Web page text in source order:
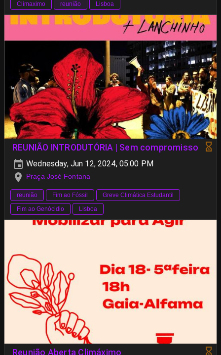
Climaximo reunião Lisboa
REUNIÃO INTRODUTÓRIA | Sem compromisso
Wednesday, Jun 12, 2024, 05:00 PM
Praça José Fontana
reunião Fim ao Fóssil
Greve Climática Estudantil
Fim ao Genócidio
Lisboa
Reunião Aberta Climáximo